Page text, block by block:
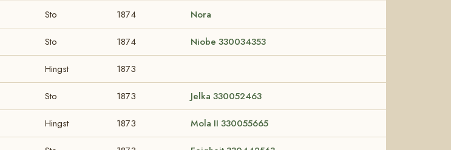
Sto 1874 Nora
Sto 1874 Niobe 330034353
Hingst 1873
Sto 1873 Jelka 330052463
Hingst 1873 Mola II 330055665